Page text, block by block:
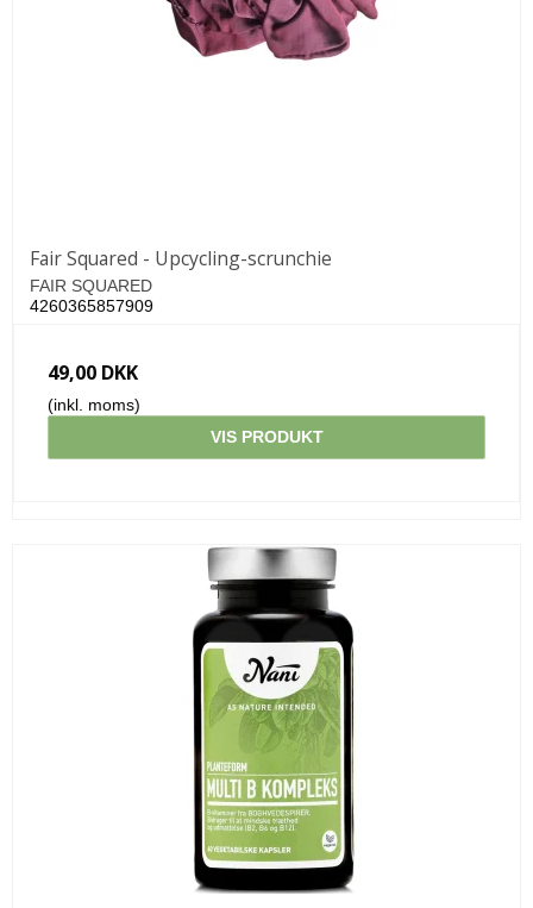
Fair Squared - Upcycling-scrunchie
FAIR SQUARED
4260365857909
49,00 DKK
(inkl. moms)
VIS PRODUKT